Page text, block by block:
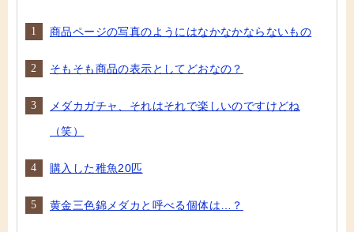
商品ページの写真のようにはなかなかならないもの
そもそも商品の表示としてどおなの？
メダカガチャ、それはそれで楽しいのですけどね
（笑）
購入した稚魚20匹
黄金三色錦メダカと呼べる個体は…？